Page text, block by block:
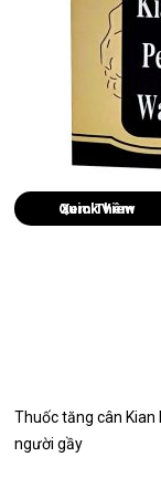
Quick View
Thuốc tăng cân Kian
người gầy